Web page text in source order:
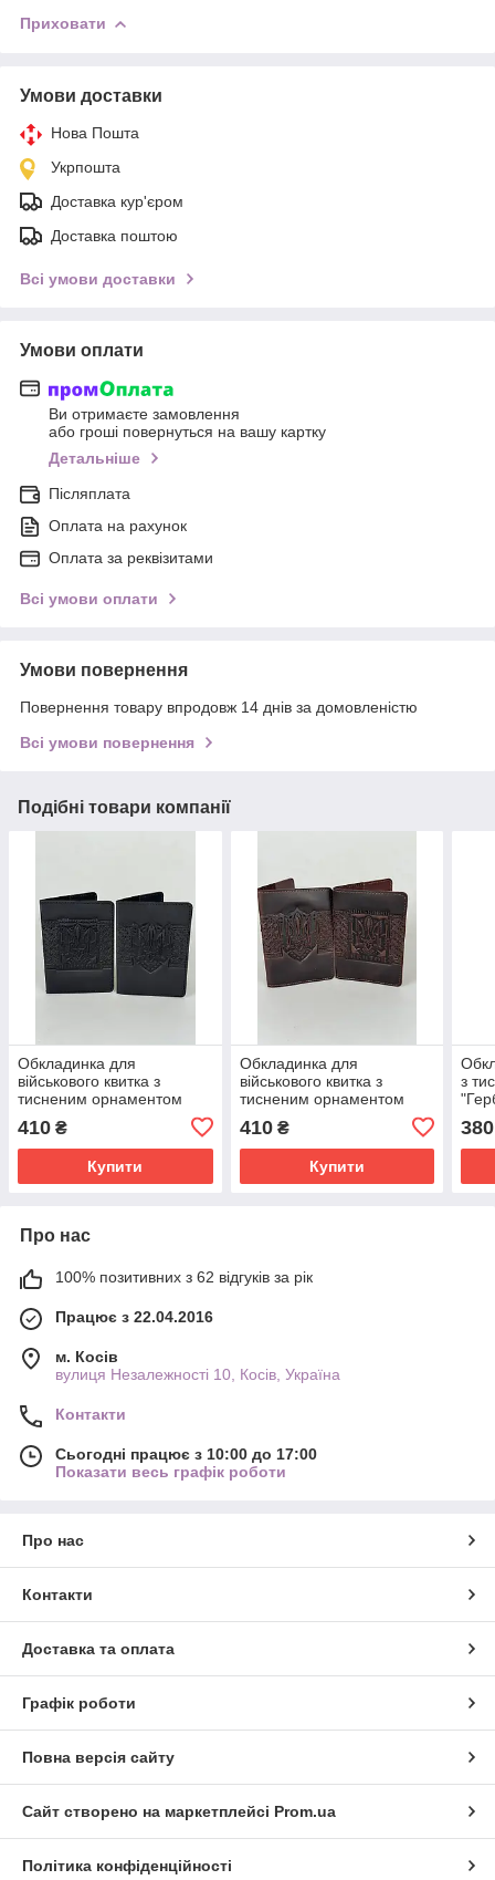
Приховати
Умови доставки
Нова Пошта
Укрпошта
Доставка кур'єром
Доставка поштою
Всі умови доставки
Умови оплати
Ви отримаєте замовлення
або гроші повернуться на вашу картку
Детальніше
Післяплата
Оплата на рахунок
Оплата за реквізитами
Всі умови оплати
Умови повернення
Повернення товару впродовж 14 днів за домовленістю
Всі умови повернення
Подібні товари компанії
Обкладинка для
військового квитка з
тисненим орнаментом
шкіра, чорного кольору,
13х9 см
410 ₴
Купити
Обкладинка для
військового квитка з
тисненим орнаментом
шкіра, коричневого
кольору, 13х9 см
410₴
Купити
з
380
Про нас
100% позитивних з 62 відгуків за рік
Працює з 22.04.2016
м. Косів
вулиця Незалежності 10, Косів, Україна
Контакти
Сьогодні працює з 10:00 до 17:00
Показати весь графік роботи
Про нас
Контакти
Доставка та оплата
Графік роботи
Повна версія сайту
Сайт створено на маркетплейсі Prom.ua
Політика конфіденційності